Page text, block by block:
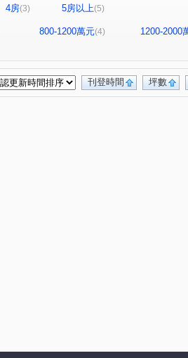
廣場(1) 成都大廈(1)
段 萬大路(3) 成福路
莒光路(3) 艋舺大道(1) 中華路二段(1)
新明路(1) 康樂街(1) 梧州街 (1)
中街(1) 仁愛路二段(1) 洛陽街(1)
4房(3) 5房以上(5)
800-1200萬元(4) 1200-2000
坪數
刊登時間